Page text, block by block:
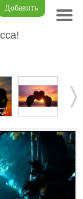
Добавить